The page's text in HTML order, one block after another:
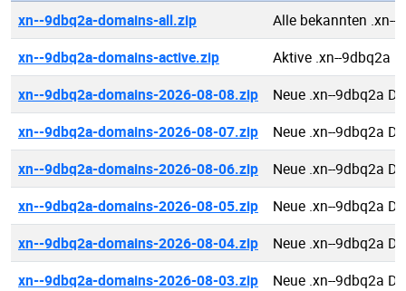
xn--9dbq2a-domains-all.zip
Alle bekannten .xn--
xn--9dbq2a-domains-active.zip
Aktive .xn--9dbq2a
xn--9dbq2a-domains-2026-08-08.zip
Neue .xn--9dbq2a
xn--9dbq2a-domains-2026-08-07.zip
Neue .xn--9dbq2a
xn--9dbq2a-domains-2026-08-06.zip
Neue .xn--9dbq2a
xn--9dbq2a-domains-2026-08-05.zip
Neue .xn--9dbq2a
xn--9dbq2a-domains-2026-08-04.zip
Neue .xn--9dbq2a
xn--9dbq2a-domains-2026-08-03.zip
Neue .xn--9dbq2a